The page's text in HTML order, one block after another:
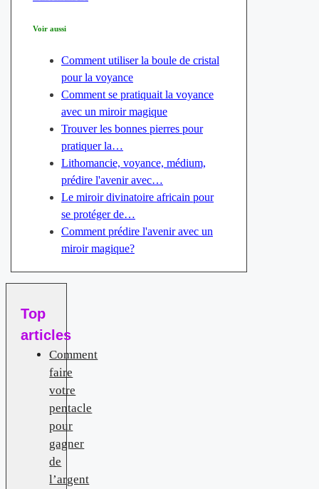
Voir aussi
Comment utiliser la boule de cristal
pour la voyance
Comment se pratiquait la voyance
avec un miroir magique
Trouver les bonnes pierres pour
pratiquer la…
Lithomancie, voyance, médium,
prédire l'avenir avec…
Le miroir divinatoire africain pour
se protéger de…
Comment prédire l'avenir avec un
miroir magique?
Top
articles
Comment
faire
votre
pentacle
pour
gagner
de
l’argent